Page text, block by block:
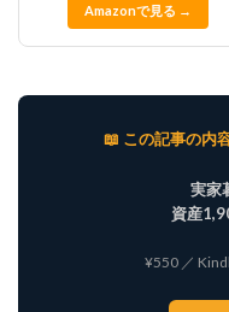
Amazonで見る →
📖 この記事の内
実家
資産
¥550 ／